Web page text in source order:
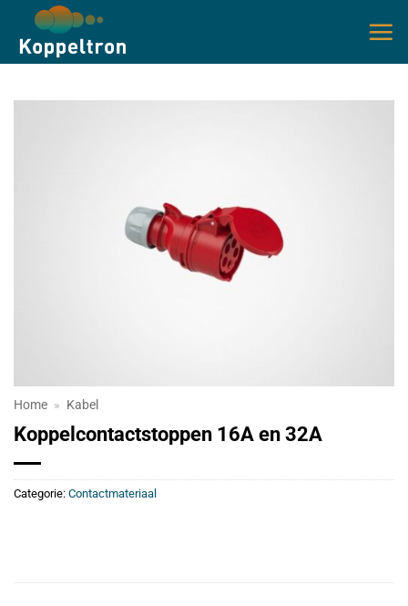
inhoud
Home » Kabel
Koppelcontactstoppen 16A en 32A
Categorie: Contactmateriaal